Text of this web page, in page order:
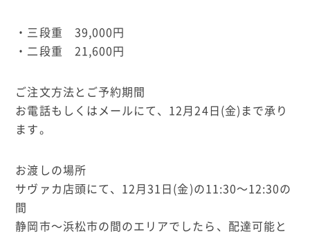
・三段重 39,000円
・二段重 21,600円
ご注文方法とご予約期間
お電話もしくはメールにて、12月24日(金)まで承り
ます。
お渡しの場所
サヴァカ店頭にて、12月31日(金)の11:30〜12:30の
間
静岡市〜浜松市の間のエリアでしたら、配達可能と